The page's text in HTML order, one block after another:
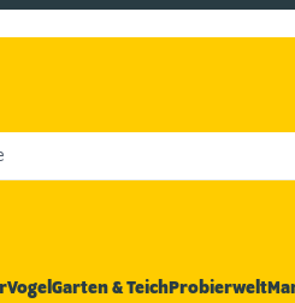
Vogel Garten & TeichProbierwelt